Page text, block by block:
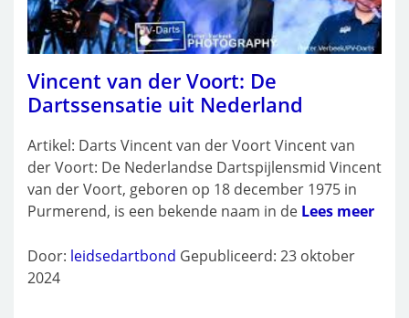
Vincent van der Voort: De
Dartssensatie uit Nederland
Artikel: Darts Vincent van der Voort Vincent van
der Voort: De Nederlandse Dartspijlensmid Vincent
van der Voort, geboren op 18 december 1975 in
Purmerend, is een bekende naam in de Lees meer
Door: leidsedartbond Gepubliceerd: 23 oktober
2024